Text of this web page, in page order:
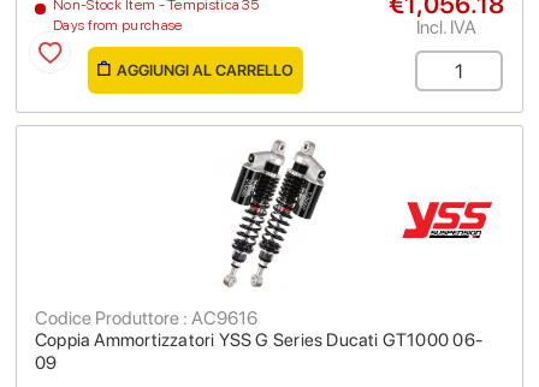
Non-Stock Item - Tempistica 35
Days from purchase
Incl. IVA
AGGIUNGI AL CARRELLO
Coppia Ammortizzatori YSS G Series Ducati GT1000 06-
09
Codice Produttore : AC9616